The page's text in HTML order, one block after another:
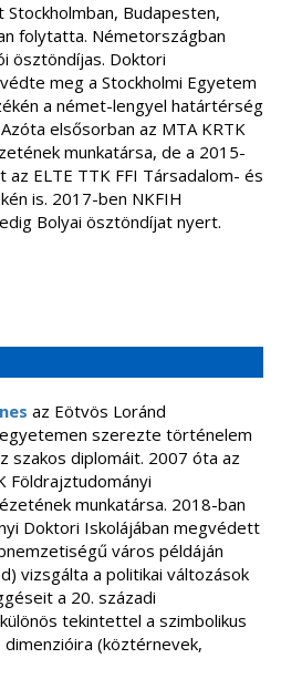
Budapesten,
folytatta. Németországban
ösztöndíjas. Doktori
meg a Stockholmi Egyetem
a német-lengyel határtérség
elsősorban az MTA KRTK
munkatársa, de a 2015-
ELTE TTK FFI Társadalom- és
is. 2017-ben NKFIH
Bolyai ösztöndíjat nyert.
az Eötvös Loránd
szerezte történelem
szakos diplomáit. 2007 óta az
Földrajztudományi
munkatársa. 2018-ban
Doktori Iskolájában megvédett
város példáján
vizsgálta a politikai változások
a 20. századi
tekintettel a szimbolikus
(köztérnevek,